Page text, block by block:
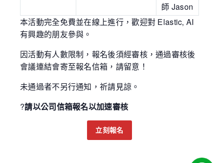
師 Jason
本活動完全免費並在線上進行，歡迎對 Elastic, AI
有興趣的朋友參與。
因活動有人數限制，報名後須經審核，通過審核後
會議連結會寄至報名信箱，請留意！
未通過者不另行通知，祈請見諒。
?請以公司信箱報名以加速審核
立刻報名